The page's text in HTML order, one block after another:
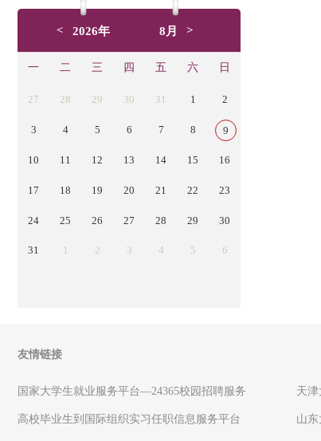
< 2026年 8月 >
一 二 三 四 五 六 日
27 28 29 30 31 1 2
3 4 5 6 7 8 9
10 11 12 13 14 15 16
17 18 19 20 21 22 23
24 25 26 27 28 29 30
31 1 2 3 4 5 6
友情链接
国家大学生就业服务平台—24365校园招聘服务
高校毕业生到国际组织实习任职信息服务平台
天
山